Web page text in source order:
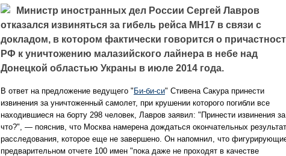
Министр иностранных дел России Сергей Лавров
отказался извиняться за гибель рейса MH17 в связи с
докладом, в котором фактически говорится о
РФ к уничтожению малазийского лайнера в небе над
Донецкой областью Украны в июле 2014 года.
В ответ на предложение ведущего " Би-би-си" Стивена Сакура принести
извинения за уничтоженный самолет, при крушении которого погибли все
находившиеся на борту 298 человек, Лавров заявил: "Принести извинения за
что?", — пояснив, что Москва намерена дождаться окончательных
расследования, которое еще не завершено. Он напомнил, что
предварительном отчете 100 имен "пока даже не проходят в качестве